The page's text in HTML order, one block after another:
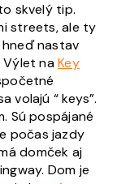
skvelý tip.
streets, ale ty
nastav
Výlet naKey
volajú “ keys”.
Sú pospájané
počas jazdy
domček aj
Dom je